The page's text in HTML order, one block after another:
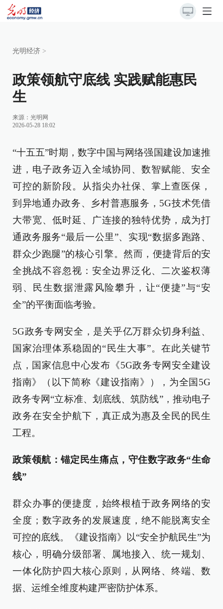
光明经济 >
政策领航守底线 实践赋能惠民
生
来源： 光明网
2026-05-28 18:02
“十五五”时期，数字中国与网络强国建设加速推
进，电子政务迈入全域协同、数智赋能、安全
可控的新阶段。从指尖办社保、掌上查医保，
到异地通办政务、乡村普惠服务，5G技术凭借
大带宽、低时延、广连接的独特优势，成为打
通政务服务“最后一公里”、实现“数据多跑路、
群众少跑腿”的核心引擎。然而，便捷背后的安
全挑战不容忽视：安全边界泛化、二次鉴权薄
弱、民生数据泄露风险攀升，让“便捷”与“安
全”的平衡面临考验。
5G政务专网安全，是关乎亿万群众切身利益、
国家治理体系稳固的“民生大事”。在此关键节
点，国家信息中心发布《5G政务专网安全建设
指南》（以下简称《建设指南》），为全国5G
政务专网“立标准、划底线、筑防线”，推动电子
政务在安全护航下，真正成为惠及全民的民生
工程。
政策领航：锚定民生痛点，守住数字政务“生命
线”
群众办事的便捷度，始终根植于政务网络的安
全度；数字政务的发展速度，绝不能脱离安全
可控的底线。《建设指南》以“安全护航民生”为
核心，明确分级部署、属地接入、统一规划、
一体化防护四大核心原则，从网络、终端、数
据、运维全维度构建严密防护体系。